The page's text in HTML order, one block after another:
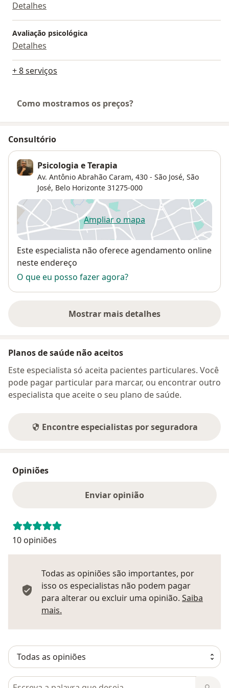
qualidade de vida.
Aguardo seu contato!
Detalhes
Avaliação psicológica
Detalhes
+ 8 serviços
Como mostramos os preços?
Consultório
Psicologia e Terapia
Av. Antônio Abrahão Caram, 430 - São José, São
José, Belo Horizonte 31275-000
Ampliar o mapaabre num novo separador
Disponibilidade
Este especialista não oferece agendamento online
neste endereço
O que eu posso fazer agora?
Mostrar mais detalhes
sobre o endereço
Planos de saúde não aceitos
Este especialista só aceita pacientes particulares. Você
pode pagar particular para marcar, ou encontrar outro
especialista que aceite o seu plano de saúde.
Encontre especialistas por seguradora
Opiniões
Enviar opinião
10 opiniões
Todas as opiniões são importantes, por
isso os especialistas não podem pagar
para alterar ou excluir uma opinião. Saiba
mais.
Pesquisar em opiniões